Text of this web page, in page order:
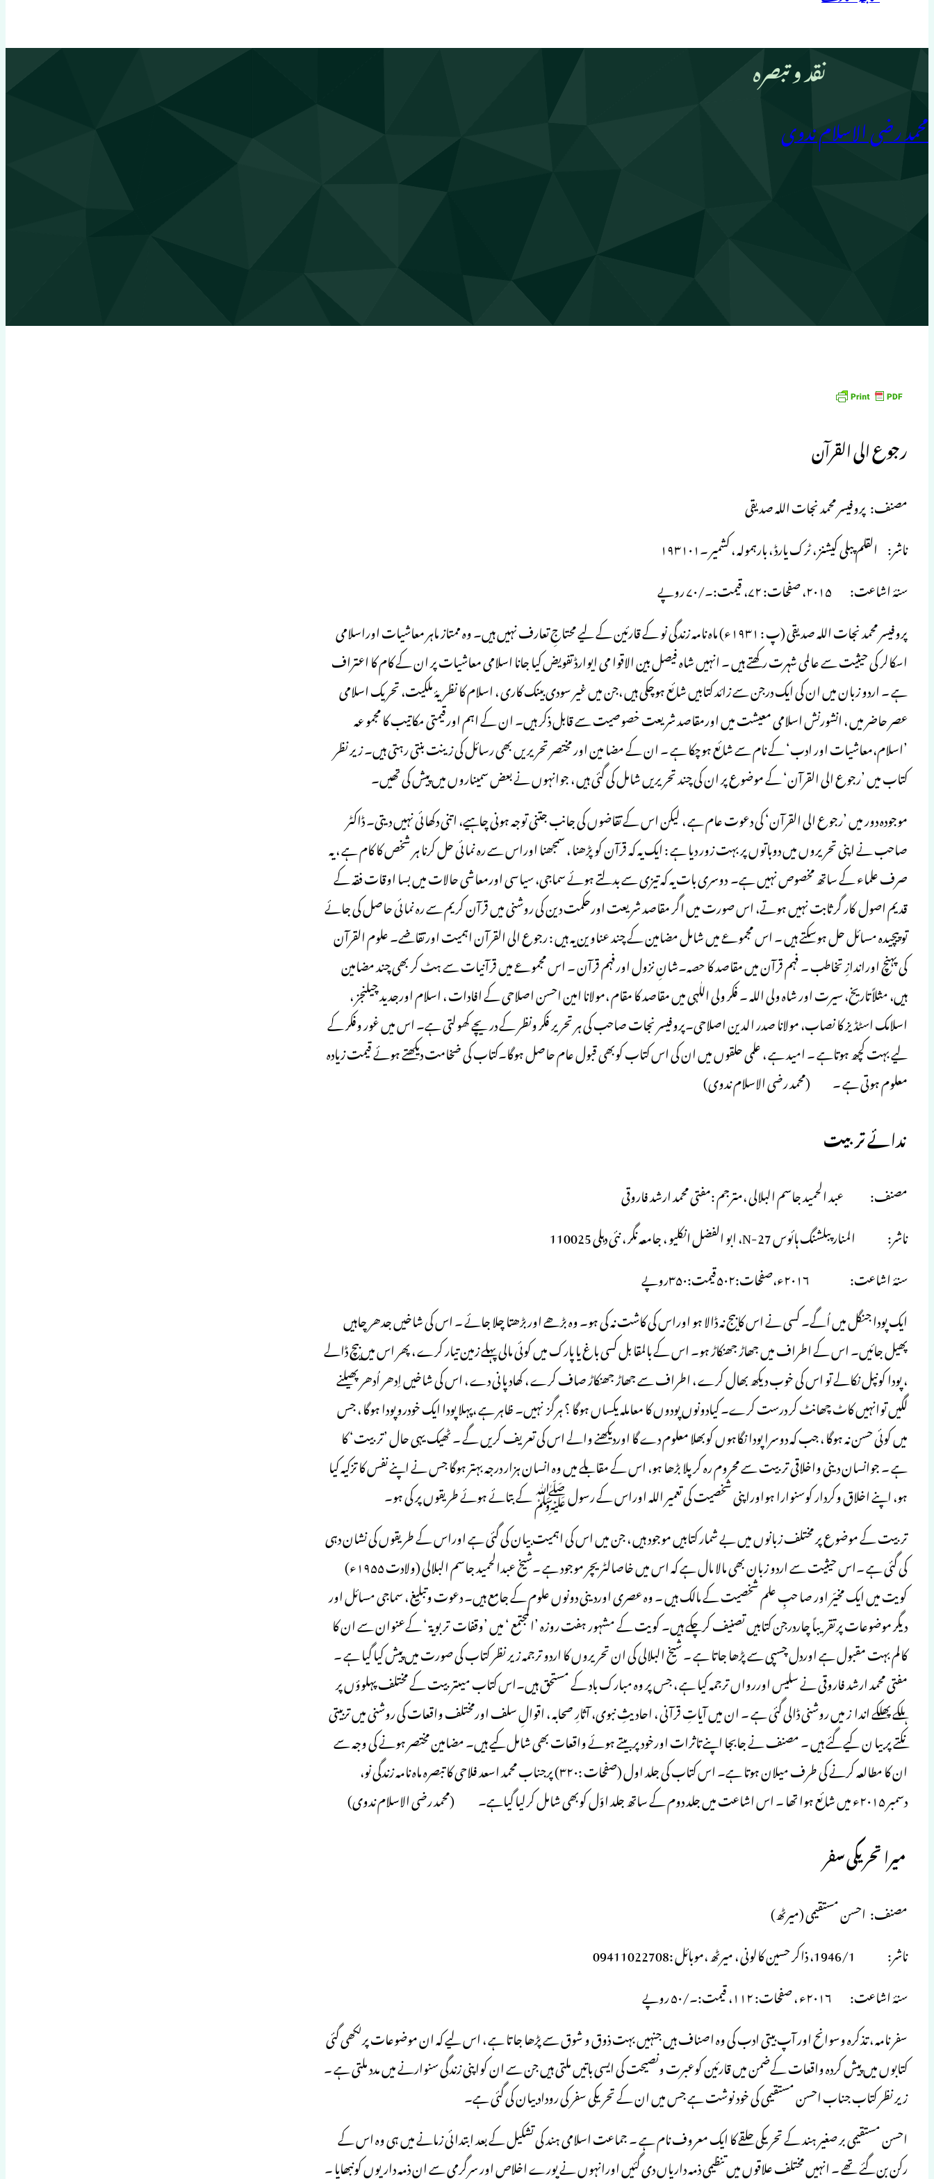
نقد و تبصرہ
محمد رضی الاسلام ندوی
رجوع الی القرآن
مصنف: پروفیسر محمد نجات اللہ صدیقی
ناشر: القلم پبلی کیشنز ، ٹرک یارڈ ، بارہمولہ ، کشمیر ۔۱۹۳۱۰۱
سنۂ اشاعت: ۲۰۱۵، صفحات: ۷۲، قیمت:۔/۷۰ روپے
پروفیسر محمد نجات اللہ صدیقی (پ : ۱۹۳۱ء) ماہ نامہ زندگی نو کے قارئین کے لیے محتاجِ تعارف نہیں ہیں۔ وہ ممتاز ماہر معاشیات اوراسلامی
اسکالر کی حیثیت سے عالمی شہرت رکھتے ہیں ۔ انہیں شاہ فیصل بین الاقوا می ایوارڈ تفویض کیا جانا اسلامی معاشیات پر ان کے کام کا اعتراف
ہے ۔ اردو زبان میں ان کی ایک درجن سے زائد کتابیں شائع ہوچکی ہیں ،جن میں غیر سودی بینک کاری ، اسلام کا نظریۂ ملکیت، تحریک اسلامی
عصر حاضر میں ، انشورنش اسلامی معیشت میں اورمقاصد شریعت خصوصیت سے قابل ذکر ہیں۔ ان کے اہم اورقیمتی مکاتیب کا مجمو عہ
’اسلام،معاشیات اور ادب‘ کے نام سے شائع ہوچکا ہے ۔ ان کے مضا مین اور مختصر تحریر یں بھی رسائل کی زینت بنتی رہتی ہیں۔ زیر نظر
کتاب میں ’رجوع الی القرآن‘ کے موضوع پر ان کی چند تحریریں شامل کی گئی ہیں ، جوانہوں نے بعض سمیناروں میں پیش کی تھیں۔
موجودہ دور میں ’رجوع الی القرآن‘ کی دعوت عام ہے ، لیکن اس کے تقاضوں کی جانب جتنی توجہ ہونی چاہیے، اتنی دکھائی نہیں دیتی۔ ڈاکٹر
صاحب نے اپنی تحریروں میں دوباتوں پر بہت زور دیا ہے : ایک یہ کہ قرآن کو پڑھنا ، سمجھنا اوراس سے رہ نمائی حل کرنا ہر شخص کا کام ہے ، یہ
صرف علماء کے ساتھ مخصوص نہیں ہے۔ دوسری بات یہ کہ تیزی سے بدلتے ہوئے سماجی، سیاسی اورمعاشی حالات میں بسا اوقات فقہ کے
قدیم اصول کار گر ثابت نہیں ہوتے، اس صورت میں اگر مقاصد شریعت اورحکمت دین کی روشنی میں قرآن کریم سے رہ نمائی حاصل کی جائے
تو پیچیدہ مسائل حل ہوسکتے ہیں ۔ اس مجموعے میں شامل مضامین کے چند عناوین یہ ہیں : رجوع الی القرآن اہمیت اورتقاضے۔ علوم القرآن
کی پہنچ اوراندازِ تخاطب ۔ فہم قرآن میں مقاصد کا حصہ۔شانِ نزول اورفہم قرآن ۔ اس مجموعے میں قرآنیات سے ہٹ کر بھی چند مضامین
ہیں، مثلاً تاریخ، سیرت اور شاہ ولی اللہ ۔ فکر ولی اللٰہی میں مقاصد کا مقام ،مولانا امین احسن اصلاحی کے افادات ، اسلام اورجدید چیلنجز ،
اسلامک اسٹڈیز کا نصاب، مولانا صدر الدین اصلاحی۔پروفیسر نجات صاحب کی ہر تحریر فکر ونظر کے دریچے کھولتی ہے۔ اس میں غور وفکر کے
لیے بہت کچھ ہوتاہے ۔ امید ہے ، علمی حلقوں میں ان کی اس کتاب کوبھی قبول عام حاصل ہوگا۔کتاب کی ضخامت دیکھتے ہوئے قیمت زیادہ
معلوم ہوتی ہے ۔ (محمد رضی الاسلام ندوی)
ندائے تربیت
مصنف: عبد الحمید جاسم البلالی ،مترجم :مفتی محمد ارشد فاروقی
ناشر: المنار پبلشنگ ہائوس N-27، ابو الفضل انکلیو ، جامعہ نگر ، نئی دہلی 110025
سنۂ اشاعت: ۲۰۱۶ء،صفحات:۵۰۲قیمت:۳۵۰روپے
ایک پودا جنگل میں اُگے۔ کسی نے اس کا بیج نہ ڈالا ہو اوراس کی کاشت نہ کی ہو۔ وہ بڑھے اوربڑھتا چلا جائے ۔ اس کی شاخیں جدھر چاہیں
پھیل جائیں۔ اس کے اطراف میں جھاڑ جھنکاڑ ہو۔ اس کے بالمقا بل کسی باغ یا پارک میں کوئی مالی پہلے زمین تیار کرے ، پھر اس میں بیچ ڈالے
، پودا کونپل نکالے تو اس کی خوب دیکھ بھال کرے ، اطراف سے جھاڑ جھنکاڑ صاف کرے ، کھاد پانی دے ، اس کی شاخیں اِدھر اُدھر پھیلنے
لگیں توانہیں کاٹ چھانٹ کر درست کرے۔ کیادونوں پودوں کا معاملہ یکساں ہوگا ؟ ہرگز نہیں۔ ظاہر ہے ،پہلا پودا ایک خودروپودا ہوگا ، جس
میں کوئی حسن نہ ہوگا ، جب کہ دوسرا پودا نگاہوں کوبھلا معلوم دے گا اوردیکھنے والے اس کی تعریف کریں گے ۔ ٹھیک یہی حال ’تربیت‘ کا
ہے ۔ جوانسان دینی واخلاقی تربیت سے محروم رہ کر پلا بڑھا ہو، اس کے مقابلے میں وہ انسان ہزار درجہ بہتر ہوگا جس نے اپنے نفس کا تزکیہ کیا
ہو، اپنے اخلاق وکردار کوسنوارا ہواوراپنی شخصیت کی تعمیر اللہ اوراس کے رسول ﷺ کے بتائے ہوئے طریقوں پر کی ہو۔
تربیت کے موضوع پر مختلف زبانوں میں بے شمار کتابیں موجود ہیں ، جن میں اس کی اہمیت بیان کی گئی ہے اوراس کے طریقوں کی نشان دہی
کی گئی ہے ۔اس حیثیت سے اردو زبان بھی مالا مال ہے کہ اس میں خاصالٹریچر موجود ہے ۔شیخ عبدالحمید جاسم البلالی (ولادت ۱۹۵۵ء)
کویت میں ایک مخیّر اور صا حبِ علم شخصیت کے مالک ہیں ۔ وہ عصری اوردینی دونوں علوم کے جامع ہیں۔ دعوت وتبلیغ ، سماجی مسائل اور
دیگر موضوعات پرتقریباً چاردرجن کتابیں تصنیف کرچکے ہیں۔ کویت کے مشہور ہفت روزہ ’المجتمع ‘ میں ’وقفات تربویۃ ‘ کےعنوان سے ان کا
کالم بہت مقبول ہے اوردل چسپی سے پڑھا جاتا ہے ۔ شیخ البلالی کی ان تحریروں کا اردو ترجمہ زیر نظر کتاب کی صورت میں پیش کیا گیا ہے ۔
مفتی محمد ارشد فاروقی نے سلیس اوررواں ترجمہ کیا ہے ، جس پر وہ مبارک باد کے مستحق ہیں۔اس کتاب میںتربیت کے مختلف پہلوؤں پر
ہلکے پھلکے اندا ز میں روشنی ڈالی گئی ہے ۔ ان میں آیاتِ قرآنی ، احادیثِ نبوی، آثارِ صحابہ ، اقوالِ سلف اورمختلف واقعات کی روشنی میں تربیتی
نکتے پر بیا ن کیے گئے ہیں ۔ مصنف نے جابجا اپنے تاثرات اورخود پر بیتے ہوئے واقعات بھی شامل کیے ہیں۔ مضامین مختصر ہونے کی وجہ سے
ان کا مطالعہ کرنے کی طرف میلان ہوتا ہے۔ اس کتاب کی جلد اول (صفحات :۳۲۰) پرجناب محمد اسعد فلاحی کا تبصرہ ماہ نامہ زندگی نو،
دسمبر ۲۰۱۵ء میں شائع ہوا تھا ۔ اس اشاعت میں جلد دوم کے ساتھ جلد اوّل کوبھی شامل کرلیا گیاہے۔ (محمد رضی الاسلام ندوی)
میرا تحریکی سفر
مصنف: احسن مستقیمی (میرٹھ)
ناشر: 1946/1، ذاکر حسین کالونی ، میرٹھ ،موبائل :09411022708
سنۂ اشاعت: ۲۰۱۶ء ، صفحات: ۱۱۲، قیمت:۔/۵۰ روپے
سفر نامہ ، تذکرہ وسوانح اور آپ بیتی ادب کی وہ اصناف ہیں جنہیں بہت ذوق و شوق سے پڑھا جا تا ہے ، اس لیے کہ ان موضوعات پرلکھی گئی
کتابوں میں پیش کردہ واقعات کےضمن میں قارئین کوعبرت ونصیحت کی ایسی باتیں ملتی ہیں جن سے ان کواپنی زندگی سنوارنے میں مدد ملتی ہے ۔
زیر نظر کتاب جناب احسن مستقیمی کی خود نوشت ہے جس میں ان کے تحریکی سفر کی روداد بیان کی گئی ہے۔
احسن مستقیمی بر صغیر ہند کے تحریکی حلقے کا ایک معروف نام ہے ۔ جماعت اسلامی ہند کی تشکیل کے بعد ابتدائی زمانے میں ہی وہ اس کے
رکن بن گئے تھے ۔ انہیں مختلف علاقوں میں تنظیمی ذمہ داریاں دی گئیں اورانہوں نے پورے اخلاص اور سرگرمی سے ان ذمہ داریوں کونبھایا ۔